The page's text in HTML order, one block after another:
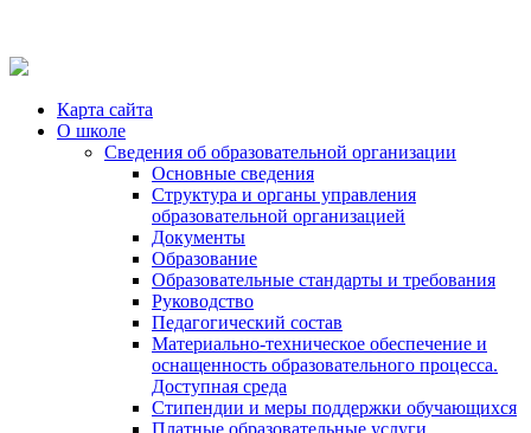
Карта сайта
О школе
Сведения об образовательной организации
Основные сведения
Структура и органы управления
образовательной организацией
Документы
Образование
Образовательные стандарты и требования
Руководство
Педагогический состав
Материально-техническое обеспечение и
оснащенность образовательного процесса.
Доступная среда
Стипендии и меры поддержки обучающихся
Платные образовательные услуги